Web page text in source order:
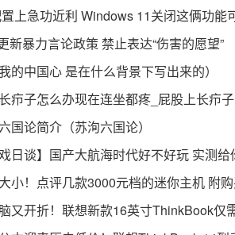
上急功近利 Windows 11关闭这俩功能
新暴力言论政策 禁止表达“伤害的愿望”
的中国心 是在什么背景下写出来的）
疖子怎么办现在连坐都疼_屁股上长疖
国论简介（苏洵六国论）
日谈】国产大航海时代好不好玩 实测给
小！点评几款3000元档的迷你主机 附
又开折！联想新款16英寸ThinkBook仅